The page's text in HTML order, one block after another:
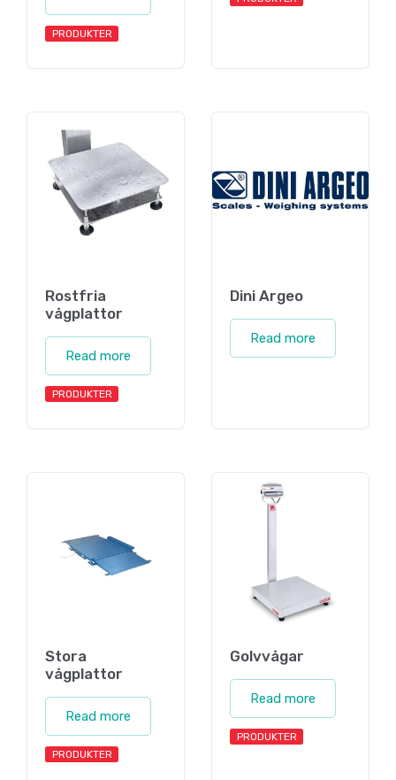
PRODUKTER
Rostfria
vågplattor
Read more
PRODUKTER
Dini Argeo
Read more
Stora
vågplattor
Read more
PRODUKTER
Golvvågar
Read more
PRODUKTER